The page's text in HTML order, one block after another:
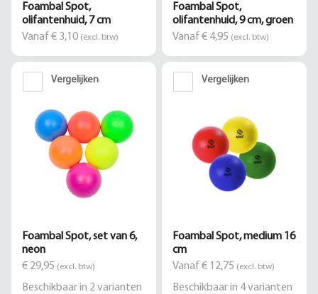
Foambal Spot,
olifantenhuid, 7 cm
Vanaf € 3,10 (excl. btw)
Foambal Spot,
olifantenhuid, 9 cm, groen
Vanaf € 4,95 (excl. btw)
Vergelijken
Foambal Spot, set van 6,
neon
€ 29,95 (excl. btw)
Beschikbaar in 2varianten
Vergelijken
Foambal Spot, medium 16
cm
Vanaf € 12,75 (excl. btw)
Beschikbaar in 4varianten